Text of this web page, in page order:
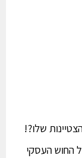
שלו?!
החוש העסקי